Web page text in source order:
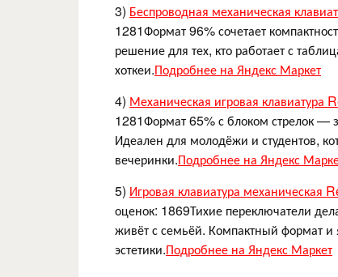
3) Беспроводная механическая
1281Формат 96% сочетает
решение для тех, кто работает с
хоткеи.Подробнее на Яндекс Маркет
4) Механическая игровая
1281Формат 65% с блоком стрелок —
Идеален для молодёжи и студентов,
вечеринки.Подробнее на Яндекс
5) Игровая клавиатура механическая
оценок: 1869Тихие переключатели
живёт с семьёй. Компактный формат и
эстетики.Подробнее на Яндекс Маркет